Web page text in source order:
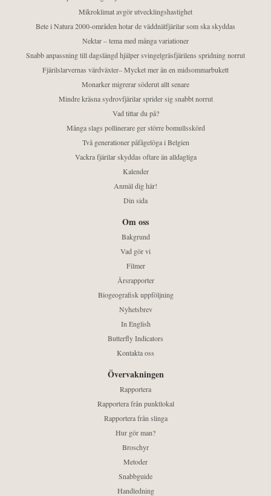
Mikroklimat avgör utvecklingshastighet
Bete i Natura 2000-områden hotar de väddnätfjärilar som ska skyddas
Nektar – tema med många variationer
Snabb anpassning till dagslängd hjälper svingelgräsfjärilens spridning norrut
Fjärilslarvernas värdväxter– Mycket mer än en midsommarbukett
Monarker migrerar söderut allt senare
Mindre kräsna sydrovfjärilar sprider sig snabbt norrut
Vad tittar du på?
Många slags pollinerare ger större bomullsskörd
Två generationer påfågelöga i Belgien
Vackra fjärilar skyddas oftare än alldagliga
Kalender
Anmäl dig här!
Din sida
Om oss
Bakgrund
Vad gör vi
Filmer
Årsrapporter
Biogeografisk uppföljning
Nyhetsbrev
In English
Butterfly Indicators
Kontakta oss
Övervakningen
Rapportera
Rapportera från punktlokal
Rapportera från slinga
Hur gör man?
Broschyr
Metoder
Snabbguide
Handledning